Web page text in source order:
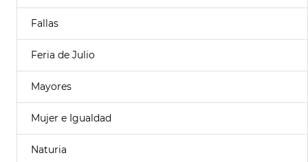
Fallas
Feria de Julio
Mayores
Mujer e Igualdad
Naturia